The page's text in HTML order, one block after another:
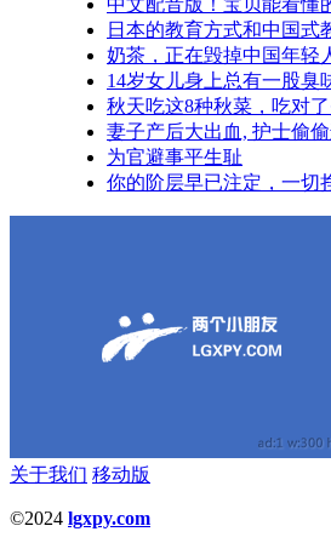
日本的教育方式和中国式
奶茶，正在毁掉中国年轻
14岁女儿身上总有一股臭
秋天吃这8种秋菜，吃对
妻子产后大出血, 护士偷
为官避事平生耻
你的阶层早已注定，一切
关于我们 移动版
©2024 lgxpy.com